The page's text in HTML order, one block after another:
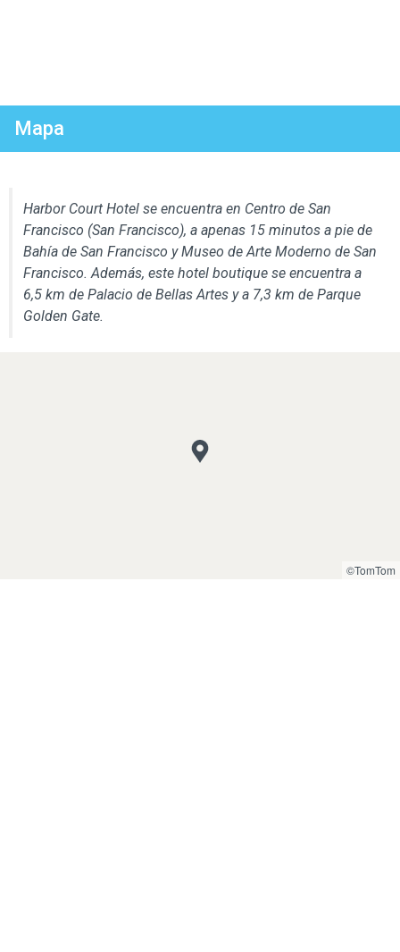
Mapa
Harbor Court Hotel se encuentra en Centro de San
Francisco (San Francisco), a apenas 15 minutos a pie de
Bahía de San Francisco y Museo de Arte Moderno de San
Francisco. Además, este hotel boutique se encuentra a
6,5 km de Palacio de Bellas Artes y a 7,3 km de Parque
Golden Gate.
©TomTom